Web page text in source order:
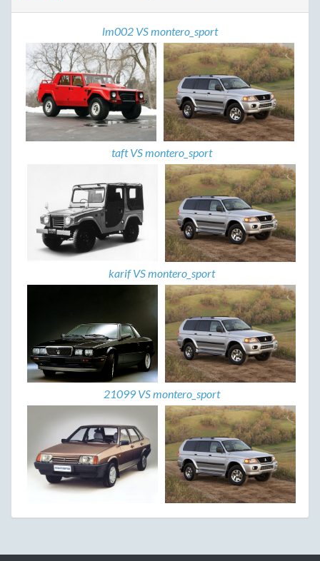
lm002 VS montero_sport
taft VS montero_sport
karif VS montero_sport
21099 VS montero_sport